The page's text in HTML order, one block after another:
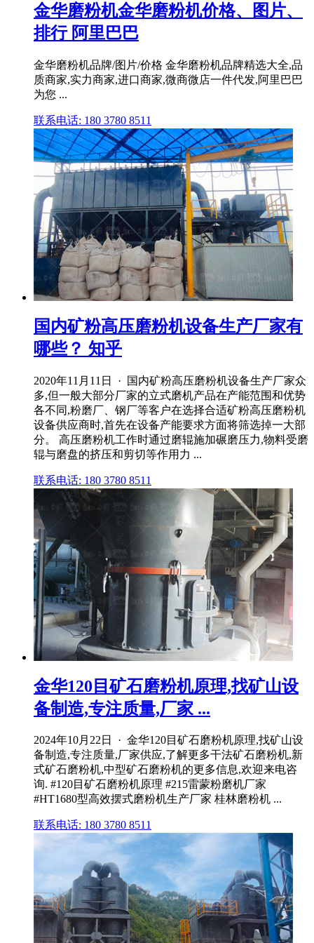
金华磨粉机金华磨粉机价格、图片、
排行 阿里巴巴
金华磨粉机品牌/图片/价格 金华磨粉机品牌精选大全,品
质商家,实力商家,进口商家,微商微店一件代发,阿里巴巴
为您 ...
联系电话: 180 3780 8511
国内矿粉高压磨粉机设备生产厂家有
哪些？ 知乎
2020年11月11日 · 国内矿粉高压磨粉机设备生产厂家众
多,但一般大部分厂家的立式磨机产品在产能范围和优势
各不同,粉磨厂、钢厂等客户在选择合适矿粉高压磨粉机
设备供应商时,首先在设备产能要求方面将筛选掉一大部
分。 高压磨粉机工作时通过磨辊施加碾磨压力,物料受磨
辊与磨盘的挤压和剪切等作用力 ...
联系电话: 180 3780 8511
金华120目矿石磨粉机原理,找矿山设
备制造,专注质量,厂家 ...
2024年10月22日 · 金华120目矿石磨粉机原理,找矿山设
备制造,专注质量,厂家供应,了解更多干法矿石磨粉机,新
式矿石磨粉机,中型矿石磨粉机的更多信息,欢迎来电咨
询. #120目矿石磨粉机原理 #215雷蒙粉磨机厂家
#HT1680型高效摆式磨粉机生产厂家 桂林磨粉机 ...
联系电话: 180 3780 8511